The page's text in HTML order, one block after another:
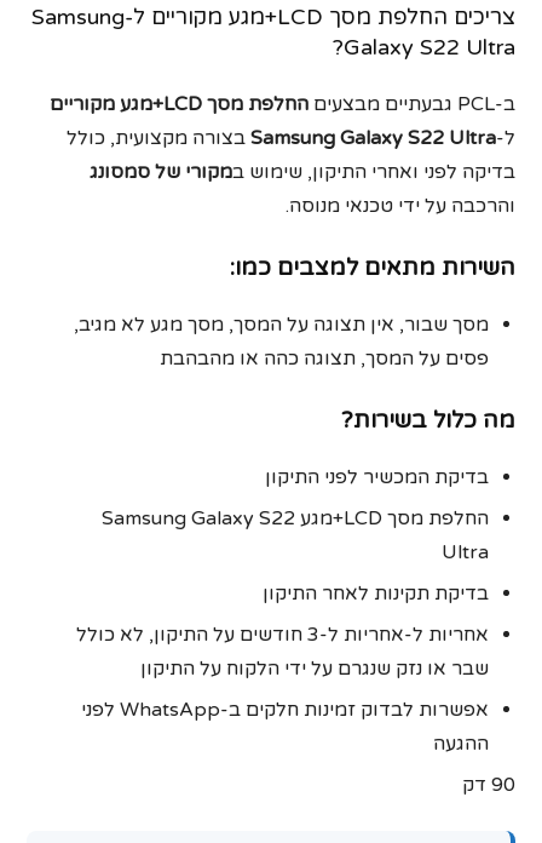
צריכים החלפת מסך LCD+מגע מקוריים ל-Samsung
Galaxy S22 Ultra?
ב-PCL גבעתיים מבצעים
החלפת מסך LCD+מגע מקוריים
ל-Samsung Galaxy S22 Ultra בצורה מקצועית, כולל
בדיקה לפני ואחרי התיקון, שימוש במקורי של סמסונג
והרכבה על ידי טכנאי מנוסה.
השירות מתאים למצבים כמו:
מסך שבור, אין תצוגה על המסך, מסך מגע לא מגיב,
פסים על המסך, תצוגה כהה או מהבהבת
מה כלול בשירות?
בדיקת המכשיר לפני התיקון
החלפת מסך LCD+מגע Samsung Galaxy S22
Ultra
בדיקת תקינות לאחר התיקון
אחריות ל-אחריות ל‑3 חודשים על התיקון, לא כולל
שבר או נזק שנגרם על ידי הלקוח על התיקון
אפשרות לבדוק זמינות חלקים ב-WhatsApp לפני
ההגעה
90 דק